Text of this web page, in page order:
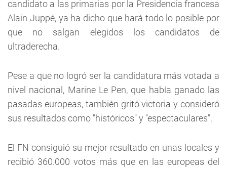
candidato a las primarias por la Presidencia francesa
Alain Juppé, ya ha dicho que hará todo lo posible por
que no salgan elegidos los candidatos de
ultraderecha.
Pese a que no logró ser la candidatura más votada a
nivel nacional, Marine Le Pen, que había ganado las
pasadas europeas, también gritó victoria y consideró
sus resultados como "históricos" y "espectaculares".
El FN consiguió su mejor resultado en unas locales y
recibió 360.000 votos más que en las europeas del